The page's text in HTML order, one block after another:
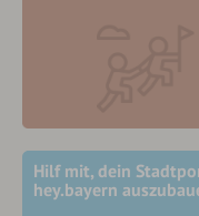
Hilf mit, dein
hey.bayern